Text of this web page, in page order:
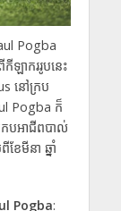
Pogba
ាកររូបនេះ
នៅក្រប
Pogba ក៏
បអាជីពបាល់
ែមីនា ឆ្នាំ
Pogba: